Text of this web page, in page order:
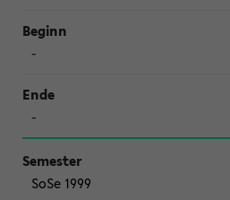
-
-
SoSe 1999